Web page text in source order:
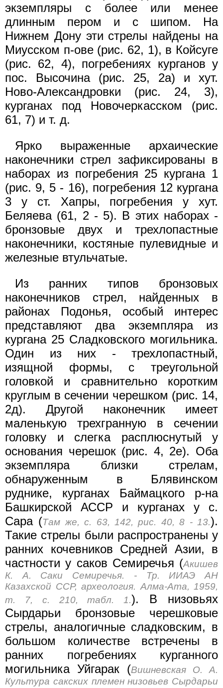
экземпляры с более или менее
длинным пером и с шипом. На
Нижнем Дону эти стрелы найдены на
Миусском п-ове (рис. 62, 1), в Койсуге
(рис. 62, 4), погребениях курганов у
пос. Высочина (рис. 25, 2а) и хут.
Ново-Александровки (рис. 24, 3),
курганах под Новочеркасском (рис.
61, 7) и т. д.
Ярко выраженные архаические
наконечники стрел зафиксированы в
наборах из погребения 25 кургана 1
(рис. 9, 5 - 16), погребения 12 кургана
3 у ст. Хапры, погребения у хут.
Беляева (61, 2 - 5). В этих наборах -
бронзовые двух и трехлопастные
наконечники, костяные пулевидные и
железные втульчатые.
Из ранних типов бронзовых
наконечников стрел, найденных в
районах Подонья, особый интерес
представляют два экземпляра из
кургана 25 Сладковского могильника.
Один из них - трехлопастный,
изящной формы, с треугольной
головкой и сравнительно коротким
круглым в сечении черешком (рис. 14,
2д). Другой наконечник имеет
маленькую трехгранную в сечении
головку и слегка расплюснутый у
основания черешок (рис. 4, 2е). Оба
экземпляра близки стрелам,
обнаруженным в Блявинском
руднике, курганах Баймацкого р-на
Башкирской АССР и курганах у с.
Сара (Там же, с. 63, 142, рис. 40, 8 - 13.).
Такие стрелы были распространены у
ранних кочевников Средней Азии, в
частности у саков Семиречья (Акишев
К. А. Саки Семиречья. - Тр. ИИАЭ АН
Казахской ССР, археология. Алма-Ата, 1959,
т. 7, с. 210, табл. 1.). В низовьях
Сырдарьи бронзовые черешковые
стрелы, аналогичные сладковским, в
большом количестве встречены в
ранних погребениях курганного
могильника Уйгарак (Вишневская О. А.
Культура сакских племен низовьев Сырдарьи